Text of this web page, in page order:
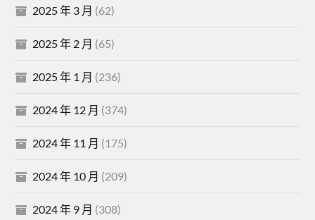
2025 年 3 月 (62)
2025 年 2 月 (65)
2025 年 1 月 (236)
2024 年 12 月 (374)
2024 年 11 月 (175)
2024 年 10 月 (209)
2024 年 9 月 (308)